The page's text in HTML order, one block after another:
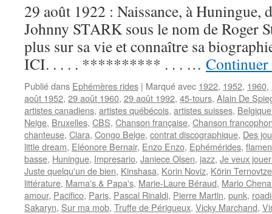
29 août 1922 : Naissance, à Huningue,
Johnny STARK sous le nom de Roger
plus sur sa vie et connaître sa
ICI. . . . . ********** . . . …
Publié dans Ephémères rides | Marqué avec 1922, 1952, 1960,
août 1952, 29 août 1960, 29 août 1992, 45-tours, Alain De
artistes canadiens, artistes québécois, artistes suisses,
Neige, Bruxelles, CBS, Chanson française, Chanson
chanteuse, Clara, Congo Belge, contrat discographique, Des
little dream, Eléonore Bernair, Enzo Enzo, Ephémérides,
basse, Huningue, Impresario, Janiece Olsen, jazz, Je veux
Juste quelqu'un de bien, Kinshasa, Korin Noviz, Körin
littérature, Mama's & Papa's, Marie-Laure Béraud, Mario
amour, Pacifico, Paris, Pascal Rinaldi, Pierre Martin, punk,
Sakaryn, Sur ma mob, Truffe de Périgueux, Vicky Marchand,